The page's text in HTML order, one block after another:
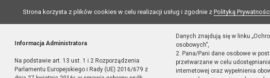
Strona korzysta z plików cookies w celu realizacji usług i zgodnie z Polityką
Informacja Administratora
Na podstawie art. 13 ust. 1 i 2 Rozporządzenia
Parlamentu Europejskiego i Rady (UE) 2016/679 z
Danych znajdują się w linku
osobowych”,
2. Pana/Pani dane osobowe w
przetwarzane w celu
internetowej oraz wypełnienia